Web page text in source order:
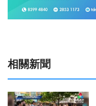
相關新聞